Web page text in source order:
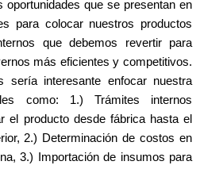
oportunidades que se presentan en
para colocar nuestros productos
que debemos revertir para
más eficientes y competitivos.
sería interesante enfocar nuestra
como: 1.) Trámites internos
el producto desde fábrica hasta el
2.) Determinación de costos en
3.) Importación de insumos para